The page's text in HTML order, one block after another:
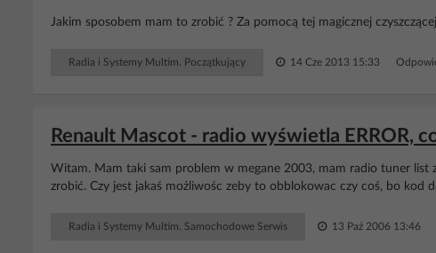
Jakim sposobem mam to zrobić ? Za pomocą tej magicznej
Radia i Systemy Multim. Początkujący 14 Cze 2013 15:33
Renault Mascot - radio wyświetla ERROR,
Witam. Mam taki sam problem w megane 2003, mam radio tuner list
zrobić. Czy jest jakaś możliwośc zeby to obblokowac czy coś, bo kod
Radia i Systemy Multim. Samochodowe Serwis 13 Paź 2006 13:46